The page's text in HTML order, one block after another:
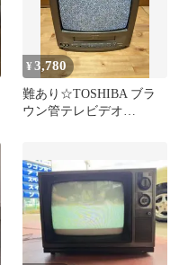
¥3,780
難あり☆TOSHIBA ブラ
ウン管テレビデオ